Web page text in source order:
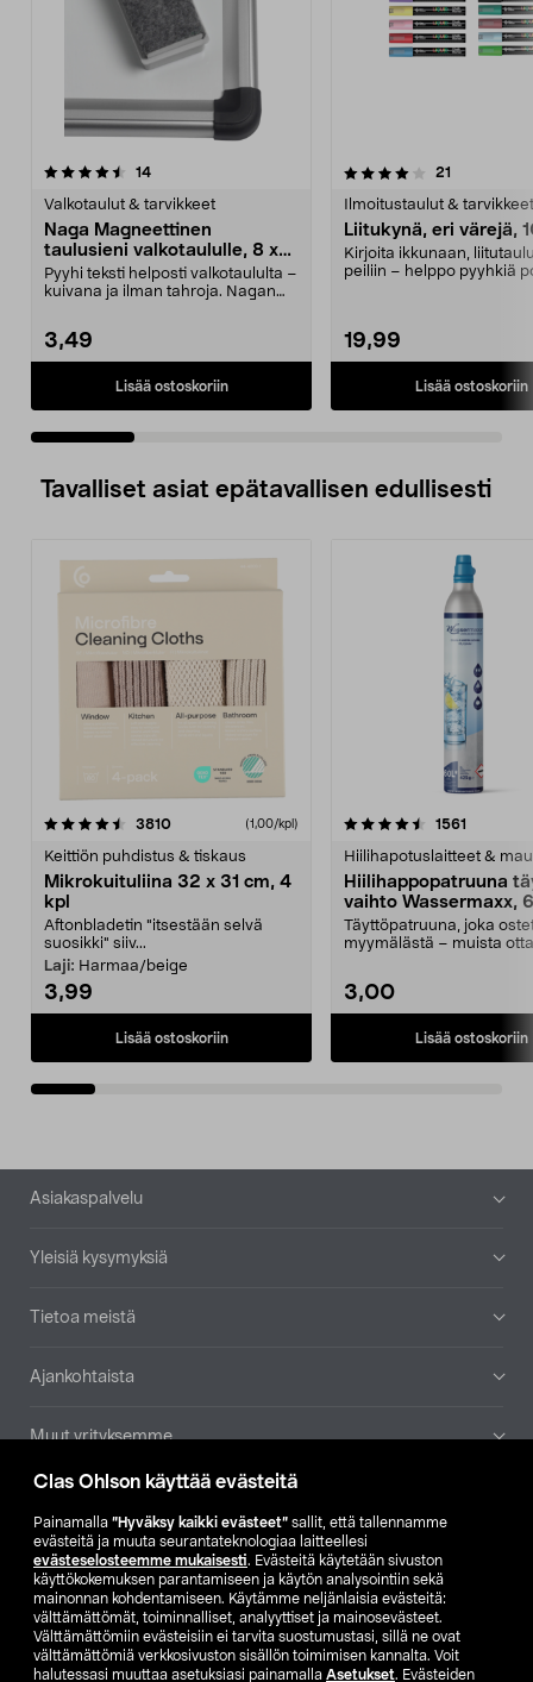
Clas Ohlson käyttää evästeitä
Painamalla ”Hyväksy kaikki evästeet” sallit, että tallennamme
evästeitä ja muuta seurantateknologiaa laitteellesi
evästeselosteemme mukaisesti. Evästeitä käytetään sivuston
käyttökokemuksen parantamiseen ja käytön analysointiin sekä
mainonnan kohdentamiseen. Käytämme neljänlaisia evästeitä:
välttämättömät, toiminnalliset, analyyttiset ja mainosevästeet.
Välttämättömiin evästeisiin ei tarvita suostumustasi, sillä ne ovat
välttämättömiä verkkosivuston sisällön toimimisen kannalta. Voit
halutessasi muuttaa asetuksiasi painamalla Asetukset. Evästeiden
14arvostelut
Valkotaulut & tarvikkeet
Naga Magneettinen
taulusieni valkotaululle, 8 x
3,2 cm
Pyyhi teksti helposti valkotaululta –
kuivana ja ilman tahroja. Nagan
3,49
Lisää ostoskoriin
4.0 viidestä
21
Ilmoitustaulut & tarvikkeet
Liitukynä, eri värejä,
Kirjoita ikkunaan,
peiliin – helppo pyyhkiä
19,99
Lisää ostoskoriin
4.5 viidestä
Tavalliset asiat epätavallisen edullisesti
3810arvostelut (1,00/kpl)
Keittiön puhdistus & tiskaus
Mikrokuituliina 32 x 31 cm, 4
kpl
Aftonbladetin "itsestään selvä
suosikki" siiv...
Laji: Harmaa/beige
3,99
Lisää ostoskoriin
4.5viidestä
1561
Hiilihapotuslaitteet &
Hiilihappopatruuna
vaihto Wassermaxx,
Täyttöpatruuna, joka
myymälästä – muista
3,00
Lisää ostoskoriin
4.5viidestä
Alatunniste
Asiakaspalvelu
Yleisiä kysymyksiä
Tietoa meistä
Ajankohtaista
Muut yrityksemme
Etsi myymälä
SE NO FI
FI SV